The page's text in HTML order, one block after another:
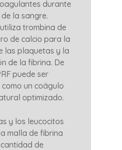
durante
la sangre.
trombina de
de calcio para la
las plaquetas y la
de la fibrina. De
puede ser
un coágulo
optimizado.
y los leucocitos
malla de fibrina
de